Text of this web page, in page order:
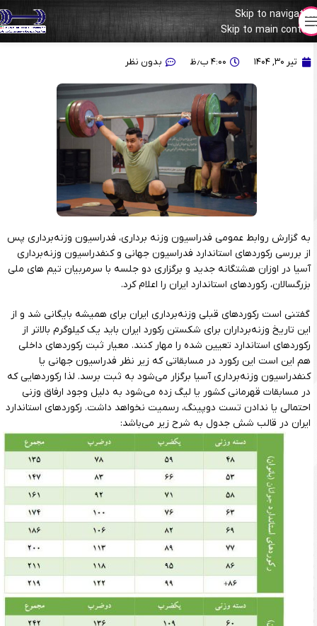
Skip to navigation
Skip to main content
رکوردهای استاندارد وزنه‌برداری ایران در اوزان جدید اعلام شد
تیر ۳۰, ۱۴۰۴ ۴:۰۰ ب٫ظ بدون نظر
به گزارش روابط عمومی فدراسیون وزنه برداری، فدراسیون وزنه‌برداری پس
از بررسی رکوردهای استاندارد فدراسیون جهانی و کنفدراسیون وزنه‌برداری
آسیا در اوزان هشتگانه جدید و برگزاری دو جلسه با سرمربیان تیم‌ های ملی
بزرگسالان، رکوردهای استاندارد ایران را اعلام کرد.
گفتنی است رکوردهای قبلی وزنه‌برداری ایران برای همیشه بایگانی شد و از
این تاریخ وزنه‌برداران برای شکستن رکورد ایران باید یک کیلوگرم بالاتر از
رکوردهای استاندارد تعیین شده را مهار کنند. معیار ثبت رکوردهای داخلی
هم این است این رکورد در مسابقاتی که زیر نظر فدراسیون جهانی یا
کنفدراسیون وزنه‌برداری آسیا برگزار می‌شود به ثبت برسد. لذا رکوردهایی که
در مسابقات قهرمانی کشور یا لیگ زده می‌شود به دلیل وجود ارفاق وزنی
احتمالی یا ندادن تست دوپینگ، رسمیت نخواهد داشت. رکوردهای استاندارد
ایران در قالب شش جدول به شرح زیر می‌باشد: